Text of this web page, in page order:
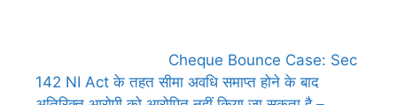
Cheque Bounce Case: Sec
142 NI Act के तहत सीमा अवधि समाप्त होने के बाद